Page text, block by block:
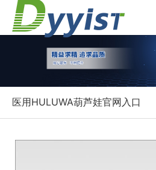
医用HULUWA葫芦娃官网入口